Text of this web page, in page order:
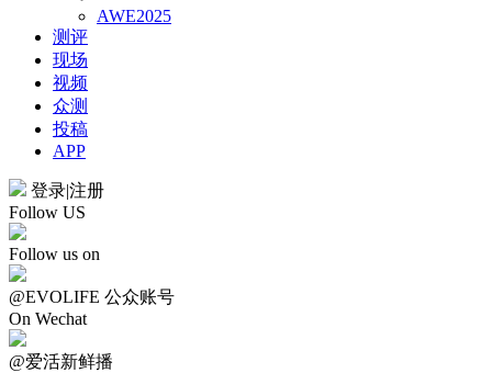
AWE2025
测评
现场
视频
众测
投稿
APP
登录|注册
Follow US
Follow us on
@EVOLIFE 公众账号
On Wechat
@爱活新鲜播